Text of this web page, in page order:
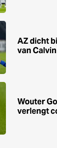
AZ dicht
van
Wouter
verlengt